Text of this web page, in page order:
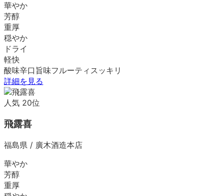
華やか
芳醇
重厚
穏やか
ドライ
軽快
酸味辛口 旨味フルーティ スッキリ
詳細を見る
人気 20位
飛露喜
福島県 / 廣木酒造本店
華やか
芳醇
重厚